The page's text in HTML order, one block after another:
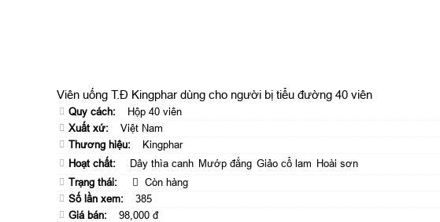
Viên uống T.Đ Kingphar dùng cho người bị tiểu đường 40 viên
Quy cách:
Hộp 40 viên
Xuất xứ:
Việt Nam
Thương hiệu:
Kingphar
Hoạt chất:
Dây thìa canh Mướp đắng Giảo cổ lam Hoài sơn
Trạng thái:
Còn hàng
Số lần xem:
385
Giá bán:
98,000 đ